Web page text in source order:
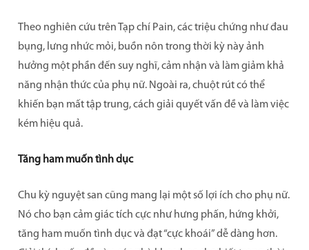
Theo nghiên cứu trên Tạp chí Pain, các triệu chứng như đau
bụng, lưng nhức mỏi, buồn nôn trong thời kỳ này ảnh
hưởng một phần đến suy nghĩ, cảm nhận và làm giảm khả
năng nhận thức của phụ nữ. Ngoài ra, chuột rút có thể
khiến bạn mất tập trung, cách giải quyết vấn đề và làm việc
kém hiệu quả.
Tăng ham muốn tình dục
Chu kỳ nguyệt san cũng mang lại một số lợi ích cho phụ nữ.
Nó cho bạn cảm giác tích cực như hưng phấn, hứng khởi,
tăng ham muốn tình dục và đạt “cực khoái” dễ dàng hơn.